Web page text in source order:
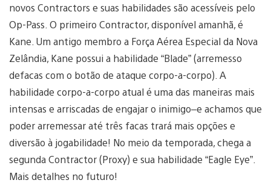
novos Contractors e suas habilidades são acessíveis pelo
Op-Pass. O primeiro Contractor, disponível amanhã, é
Kane. Um antigo membro a Força Aérea Especial da Nova
Zelândia, Kane possui a habilidade “Blade” (arremesso
defacas com o botão de ataque corpo-a-corpo). A
habilidade corpo-a-corpo atual é uma das maneiras mais
intensas e arriscadas de engajar o inimigo–e achamos que
poder arremessar até três facas trará mais opções e
diversão à jogabilidade! No meio da temporada, chega a
segunda Contractor (Proxy) e sua habilidade “Eagle Eye”.
Mais detalhes no futuro!